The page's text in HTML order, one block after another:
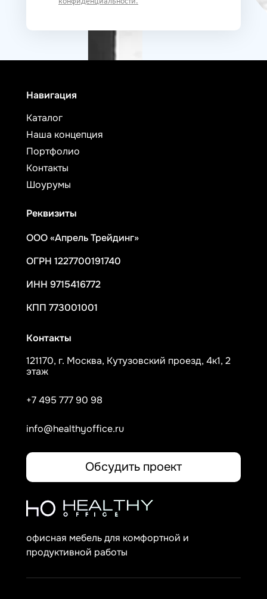
офисная мебель для комфортной и
продуктивной работы
Навигация
Каталог
Наша концепция
Портфолио
Контакты
Шоурумы
Реквизиты
ООО «Апрель Трейдинг»
ОГРН 1227700191740
ИНН 9715416772
КПП 773001001
Контакты
121170, г. Москва, Кутузовский проезд, 4к1, 2
этаж
+7 495 777 90 98
info@healthyoffice.ru
Обсудить проект